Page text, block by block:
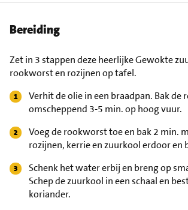
Bereiding
Zet in 3 stappen deze heerlijke Gewokte
rookworst en rozijnen op tafel.
Verhit de olie in een braadpan. Bak de
omscheppend 3-5 min. op hoog vuur.
Voeg de rookworst toe en bak 2 min.
rozijnen, kerrie en zuurkool erdoor en
Schenk het water erbij en breng op
Schep de zuurkool in een schaal en
koriander.